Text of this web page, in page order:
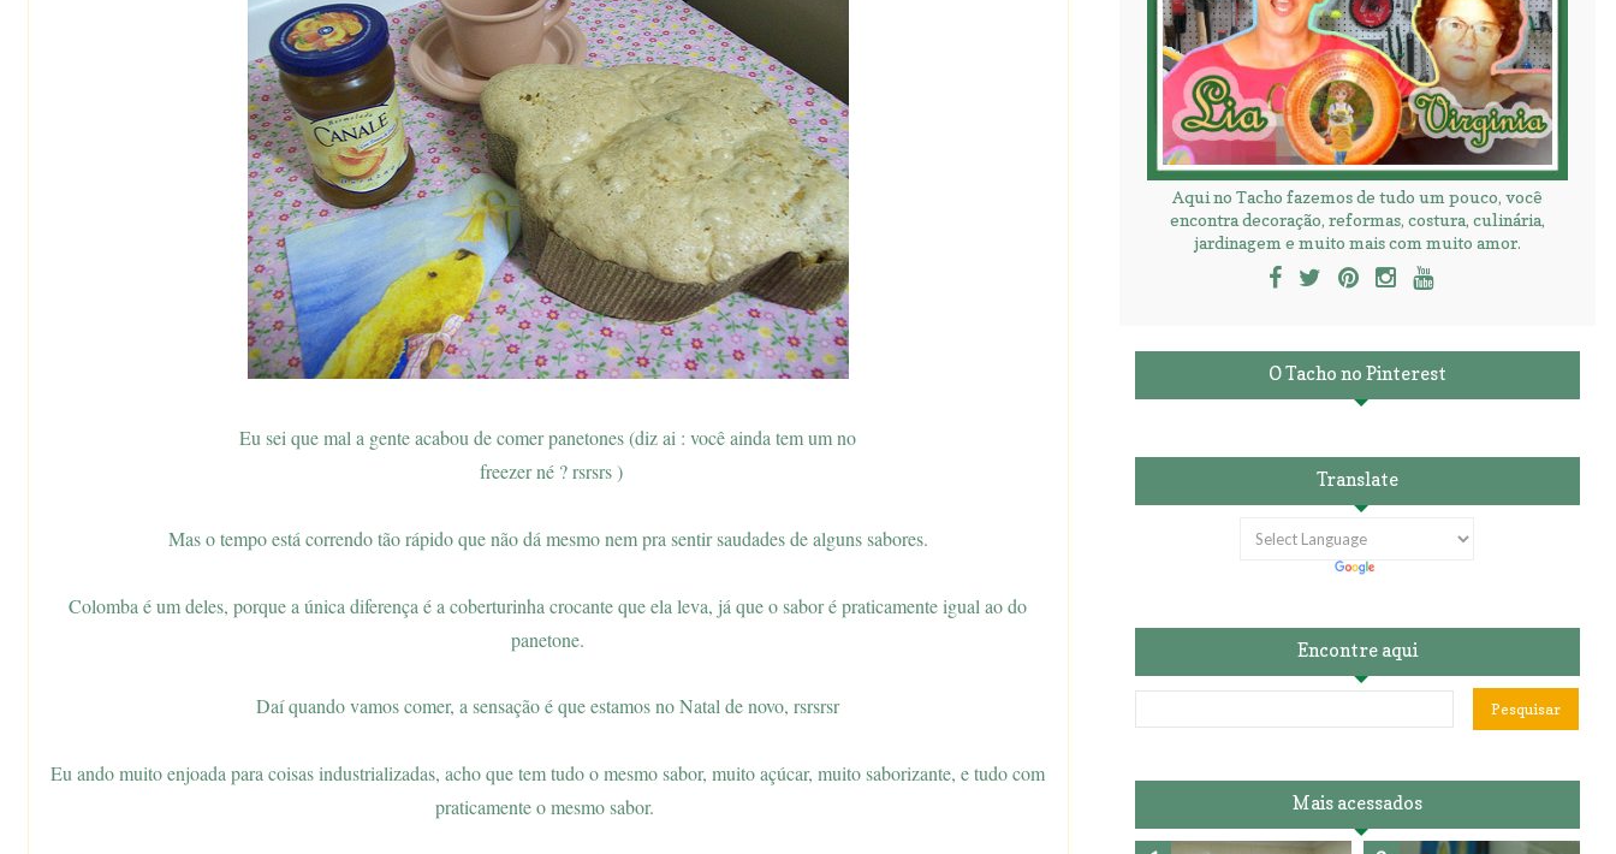
Eu sei que mal a gente acabou de comer panetones (diz ai : você ainda tem um no
freezer né ? rsrsrs )
Mas o tempo está correndo tão rápido que não dá mesmo nem pra sentir saudades de alguns sabores.
Colomba é um deles, porque a única diferença é a coberturinha crocante que ela leva, já que o sabor é praticamente igual ao do
panetone.
Daí quando vamos comer, a sensação é que estamos no Natal de novo, rsrsrsr
Eu ando muito enjoada para coisas industrializadas, acho que tem tudo o mesmo sabor, muito açúcar, muito saborizante, e tudo com
praticamente o mesmo sabor.
Aqui no Tacho fazemos de tudo um pouco, você
encontra decoração, reformas, costura, culinária,
jardinagem e muito mais com muito amor.
O Tacho no Pinterest
Translate
Encontre aqui
Mais acessados